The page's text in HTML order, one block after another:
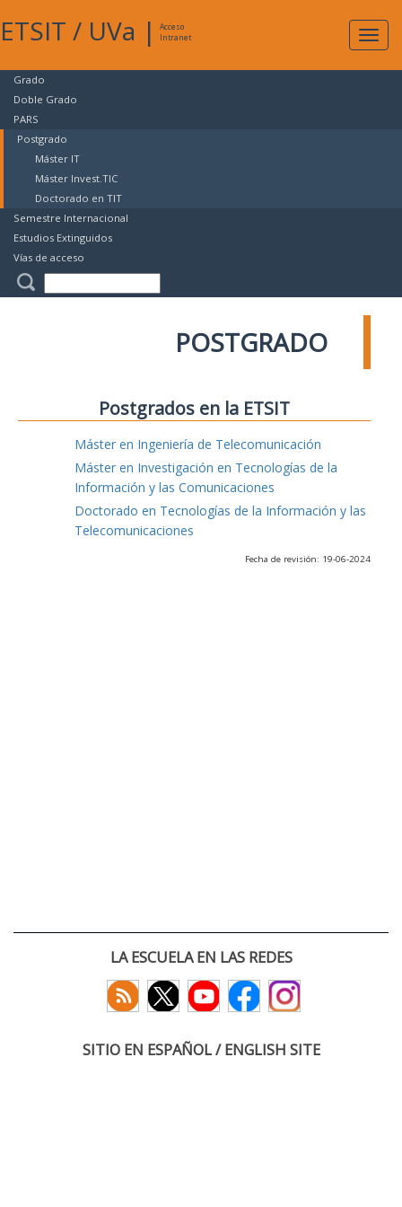
ETSIT / UVa |
Acceso
Intranet
Grado
Doble Grado
PARS
Postgrado
Máster IT
Máster Invest.TIC
Doctorado en TIT
Semestre Internacional
Estudios Extinguidos
Vías de acceso
POSTGRADO
Postgrados en la ETSIT
Máster en Ingeniería de Telecomunicación
Máster en Investigación en Tecnologías de la
Información y las Comunicaciones
Doctorado en Tecnologías de la Información y las
Telecomunicaciones
Fecha de revisión: 19-06-2024
LA ESCUELA EN LAS REDES
SITIO EN ESPAÑOL / ENGLISH SITE